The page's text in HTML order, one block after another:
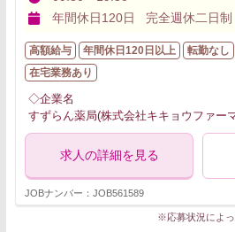
年間休日120日 完全週休二日制
高額給与 年間休日120日以上 転勤なし
在宅業務あり
◇企業名
すずらん薬局(株式会社キキョウファー
求人の詳細を見る
JOBナンバー：JOB561589
※応募状況によっ